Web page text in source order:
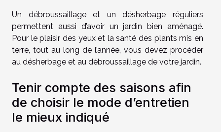
Un débroussaillage et un désherbage réguliers
permettent aussi d’avoir un jardin bien aménagé.
Pour le plaisir des yeux et la santé des plants mis en
terre, tout au long de l’année, vous devez procéder
au désherbage et au débroussaillage de votre jardin.
Tenir compte des saisons afin
de choisir le mode d’entretien
le mieux indiqué